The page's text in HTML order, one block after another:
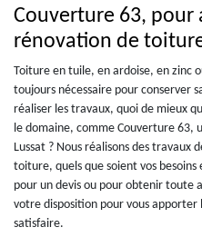
Couverture 63, pour
rénovation de
Toiture en tuile, en ardoise, en zinc
toujours nécessaire pour conserver
réaliser les travaux, quoi de mieux
le domaine, comme Couverture 63,
Lussat ? Nous réalisons des travaux
toiture, quels que soient vos
pour un devis ou pour obtenir toute
votre disposition pour vous apporter
satisfaire.